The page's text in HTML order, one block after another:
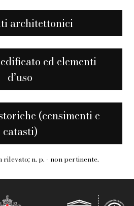
architettonici
ed elementi
d’uso
(censimenti e
catasti)
rilevato; n. p. - non pertinente.